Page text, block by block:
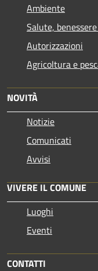
Ambiente
Salute,
Autorizzazioni
Agricoltura e
NOVITÀ
Notizie
Comunicati
Avvisi
VIVERE IL COMUNE
Luoghi
Eventi
CONTATTI